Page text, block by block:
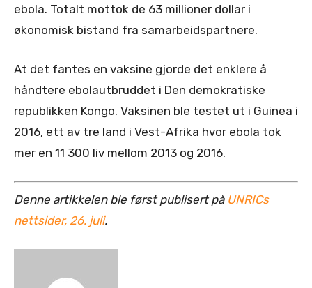
ebola. Totalt mottok de 63 millioner dollar i
økonomisk bistand fra samarbeidspartnere.
At det fantes en vaksine gjorde det enklere å
håndtere ebolautbruddet i Den demokratiske
republikken Kongo. Vaksinen ble testet ut i Guinea i
2016, ett av tre land i Vest-Afrika hvor ebola tok
mer en 11 300 liv mellom 2013 og 2016.
Denne artikkelen ble først publisert på UNRICs
nettsider, 26. juli.